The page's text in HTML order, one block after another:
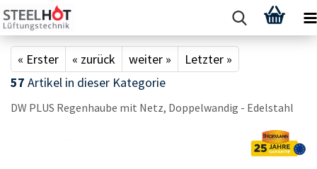
« Erster « zurück weiter »
Letzter »
57 Artikel in dieser Kategorie
DW PLUS Re­gen­hau­be mit Netz, Dop­pel­wan­dig - Edel­stahl